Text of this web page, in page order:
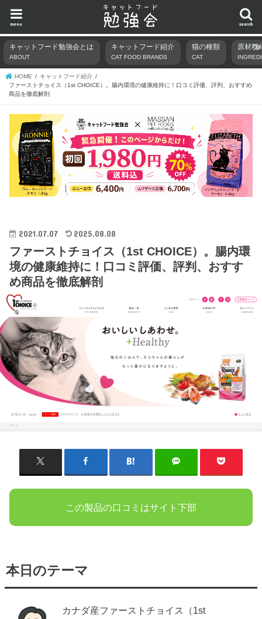
search
menu
キャットフード勉強会とは
ABOUT
キャットフード紹介
CAT FOOD BRANDS
猫の種類
CAT
原材料
HOME
キャットフード紹介
ファーストチョイス（1st CHOICE）。腸内環境の健康維持に！口コミ評価、評判、おすすめ
商品を徹底解剖
2021.07.07 2025.08.08
ファーストチョイス（1st CHOICE）。腸内環
境の健康維持に！口コミ評価、評判、おすす
め商品を徹底解剖
この製品の口コミはサイト下部
本日のテーマ
カナダ産ファーストチョイス（1st